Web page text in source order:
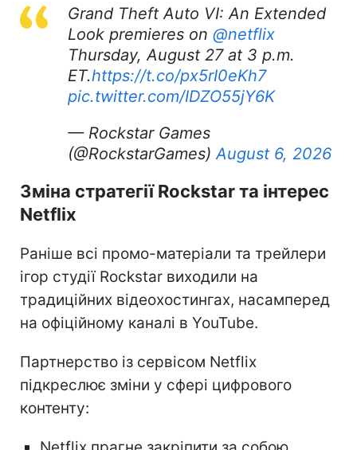
Grand Theft Auto VI: An Extended
Look premieres on @netflix
Thursday, August 27 at 3 p.m.
ET.https://t.co/px5rI0eKh7
pic.twitter.com/IDZO55jY6K
— Rockstar Games
(@RockstarGames) August 6, 2026
Зміна стратегії Rockstar та інтерес
Netflix
Раніше всі промо-матеріали та трейлери
ігор студії Rockstar виходили на
традиційних відеохостингах, насамперед
на офіційному каналі в YouTube.
Партнерство із сервісом Netflix
підкреслює зміни у сфері цифрового
контенту: